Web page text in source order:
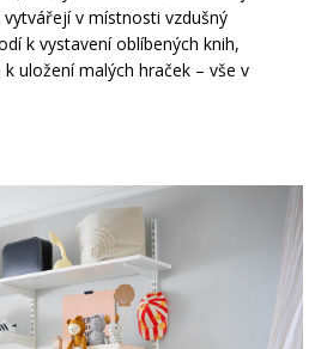
v místnosti vzdušný
k vystavení oblíbených knih,
uložení malých hraček – vše v